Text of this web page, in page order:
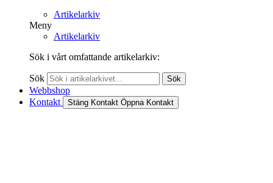
Artikelarkiv
Meny
Artikelarkiv
Sök i vårt omfattande artikelarkiv:
Sök Sök
Webbshop
Kontakt
Stäng Kontakt Öppna Kontakt